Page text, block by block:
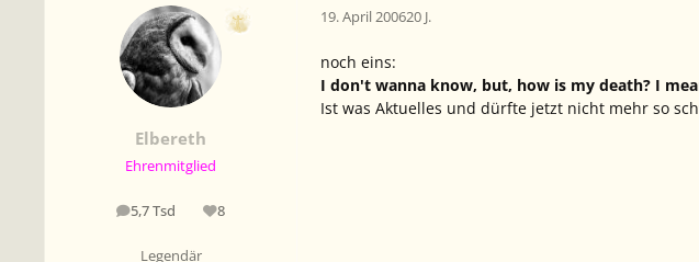
Elbereth
Ehrenmitglied
5,7 Tsd
Beiträge 8
Reputation
Legendär
19. April 200620 J.
noch eins:
I don't wanna know, but, how is my death? I
Ist was Aktuelles und dürfte jetzt nicht mehr so